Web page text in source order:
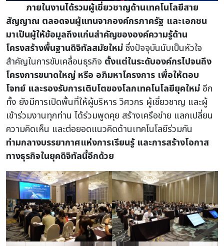
ภายในงานได้รวมผู้เชี่ยวชาญด้านเทคโนโลยีสาย
สัญญาณ ตลอดจนผู้แทนจากองค์กรภาครัฐ และเอกชน
มาเป็นผู้ให้ข้อมูลถึงแก่นสำคัญขององค์ความรู้ด้าน
โครงสร้างพื้นฐานดิจิทัลสมัยใหม่ซึ่งปัจจุบันนับเป็นหัวใจ
สำคัญในการขับเคลื่อนธุรกิจ ตั้งแต่ในระดับองค์กรไปจนถึง
โครงการขนาดใหญ่ หรือ อภิมหาโครงการ เพื่อให้ตอบ
โจทย์ และรองรับการเติบโตของโลกเทคโนโลยียุคใหม่ อีก
ทั้ง ยังมีการเปิดพื้นที่ให้ผู้บริหาร วิศวกร ผู้เชี่ยวชาญ และผู้
เข้าร่วมงานทุกท่าน ได้ร่วมพูดคุย สร้างเครือข่าย แลกเปลี่ยน
ความคิดเห็น และต่อยอดแนวคิดด้านเทคโนโลยีร่วมกัน
ท่ามกลางบรรยากาศแห่งการเรียนรู้ และการสร้างโอกาส
ทางธุรกิจในยุคดิจิทัลนี้อีกด้วย